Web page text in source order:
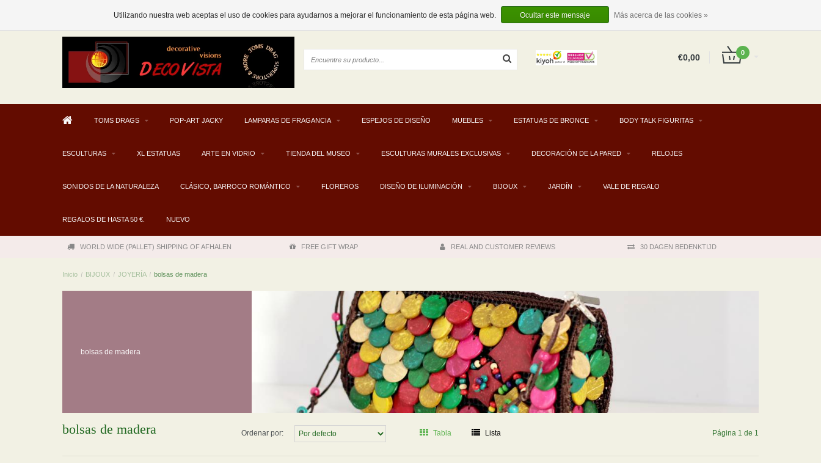
INICIAR SESIÓN
ES
EUR
€0,00 0
TOMS DRAGS POP-ART JACKY LAMPARAS DE FRAGANCIA ESPEJOS DE DISEÑO MUEBLES ESTATUAS DE BRONCE BODY TALK FIGURITAS
ESCULTURAS XL ESTATUAS ARTE EN VIDRIO TIENDA DEL MUSEO ESCULTURAS MURALES EXCLUSIVAS DECORACIÓN DE LA PARED RELOJES
SONIDOS DE LA NATURALEZA CLÁSICO, BARROCO ROMÁNTICO FLOREROS DISEÑO DE ILUMINACIÓN BIJOUX JARDÍN VALE DE REGALO
REGALOS DE HASTA 50 €. NUEVO
WORLD WIDE (PALLET) SHIPPING OF AFHALEN FREE GIFT WRAP REAL AND CUSTOMER REVIEWS 30 DAGEN BEDENKTIJD
Inicio / BIJOUX / JOYERÍA / bolsas de madera
bolsas de madera
bolsas de madera Ordenar por: Tabla Lista Página 1 de 1
Utilizando nuestra web aceptas el uso de cookies para ayudarnos a mejorar el funcionamiento de esta página web. Ocultar este mensaje Más acerca de las cookies »